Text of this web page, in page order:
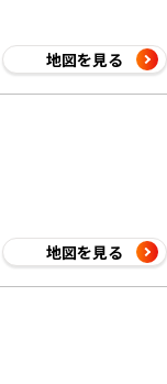
地図を見る
地図を見る